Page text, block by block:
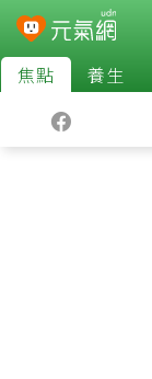
焦點 養生